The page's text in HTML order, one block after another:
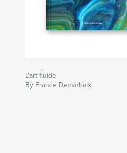
L'art fluide
By France Demarbaix